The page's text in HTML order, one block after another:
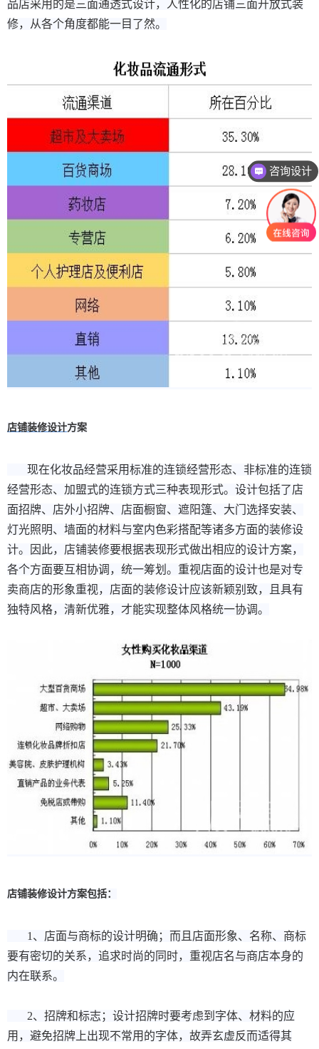
品店采用的是三面通透式设计，人性化的店铺三面开放式装
修，从各个角度都能一目了然。
店铺装修设计方案
现在化妆品经营采用标准的连锁经营形态、非标准的连锁
经营形态、加盟式的连锁方式三种表现形式。设计包括了店
面招牌、店外小招牌、店面橱窗、遮阳篷、大门选择安装、
灯光照明、墙面的材料与室内色彩搭配等诸多方面的装修设
计。因此，店铺装修要根据表现形式做出相应的设计方案，
各个方面要互相协调，统一筹划。重视店面的设计也是对专
卖商店的形象重视，店面的装修设计应该新颖别致，且具有
独特风格，清新优雅，才能实现整体风格统一协调。
店铺装修设计方案包括：
1、店面与商标的设计明确；而且店面形象、名称、商标
要有密切的关系，追求时尚的同时，重视店名与商店本身的
内在联系。
2、招牌和标志；设计招牌时要考虑到字体、材料的应
用，避免招牌上出现不常用的字体，故弄玄虚反而适得其
咨询设计